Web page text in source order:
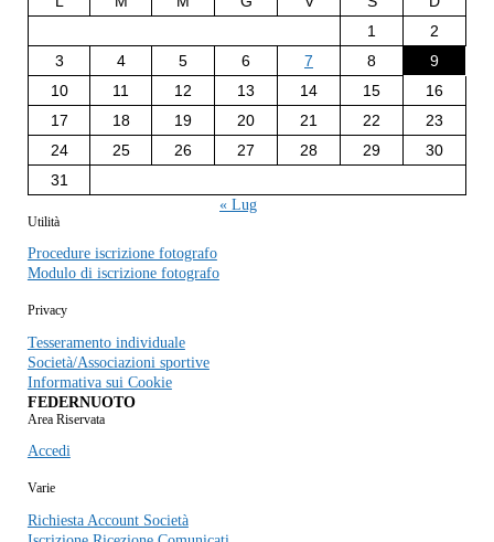
1
2
3
4 5 6 7 8
9
10
11 12 13 14 15
16
17
18 19 20 21 22
23
24
25 26 27 28 29
30
31
« Lug
Utilità
Procedure iscrizione fotografo
Modulo di iscrizione fotografo
Privacy
Tesseramento individuale
Società/Associazioni sportive
Informativa sui Cookie
FEDERNUOTO
Area Riservata
Accedi
Varie
Richiesta Account Società